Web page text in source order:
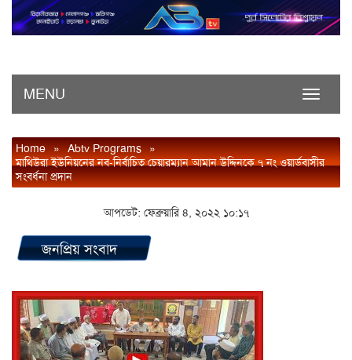
Toggle
MENU
Home » Abtv Programs »
মাথিউরা ইউনিয়নের নব-নির্বাচিত চেয়ারম্যান আমান উদ্দিনকে ৭ নং ওয়ার্ডবাসীর
সংবর্ধনা প্রদান
আপডেট: ফেব্রুয়ারি ৪, ২০২২ ১০:১৭
জনপ্রিয় সংবাদ